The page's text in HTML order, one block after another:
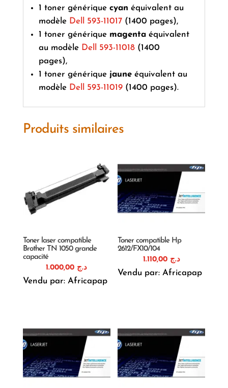
1 toner générique cyan équivalent au
modèle Dell 593-11017(1400 pages),
1 toner générique magentaéquivalent
au modèle Dell 593-11018(1400
pages),
1 toner générique jauneéquivalent au
modèle Dell 593-11019(1400 pages).
Produits similaires
Toner laser compatible
Brother TN 1050 grande
capacité
د.ج
Vendu par: Africapap
Toner compatible Hp
2612/FX10/104
د.ج 1.110,00
Vendu par: Africapap